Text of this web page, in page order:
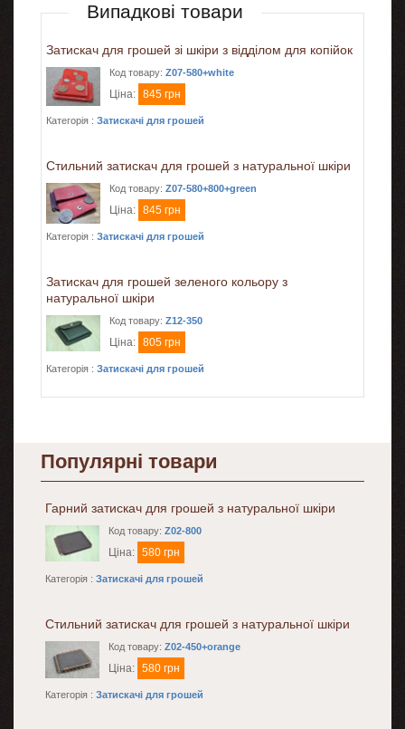
Випадкові товари
Затискач для грошей зі шкіри з відділом для копійок
Код товару: Z07-580+white
Ціна: 845 грн
Категорія : Затискачі для грошей
Стильний затискач для грошей з натуральної шкіри
Код товару: Z07-580+800+green
Ціна: 845 грн
Категорія : Затискачі для грошей
Затискач для грошей зеленого кольору з
натуральної шкіри
Код товару: Z12-350
Ціна: 805 грн
Категорія : Затискачі для грошей
Популярні товари
Гарний затискач для грошей з натуральної шкіри
Код товару: Z02-800
Ціна: 580 грн
Категорія : Затискачі для грошей
Стильний затискач для грошей з натуральної шкіри
Код товару: Z02-450+orange
Ціна: 580 грн
Категорія : Затискачі для грошей